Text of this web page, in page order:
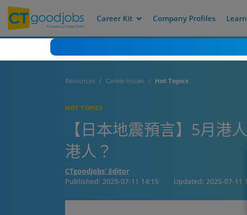
Career Kit Company Profiles
Resources Career Issues Hot Topics
HOT TOPICS
【日本地震預言】5月港
港人？
CTgoodjobs’ Editor
Published: 2025-07-11 14:15 Updated: 2025-07-11